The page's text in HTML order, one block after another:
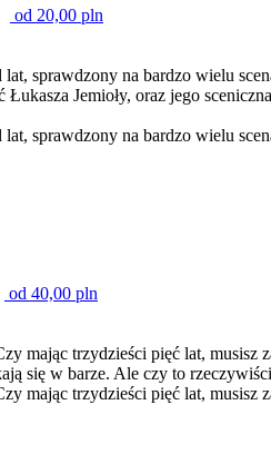
od 20,00 pln
sprawdzony na bardzo wielu
Łukasza Jemioły, oraz jego
lat, sprawdzony na bardzo wielu
od 40,00 pln
mając trzydzieści pięć lat, musisz
się w barze. Ale czy to
trzydzieści pięć lat, musisz